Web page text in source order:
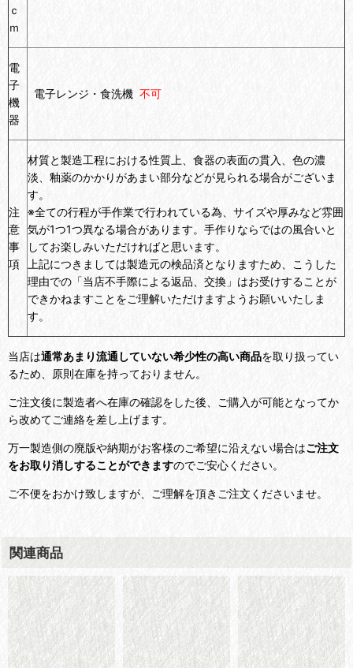
ｃ
ｍ
電
子
機
器
電子レンジ・食洗機 不可
注
意
事
項
材質と製造工程における性質上、食器の表面の貫入、色の濃
淡、釉薬のかかりがあまい部分などが見られる場合がございま
す。
※全ての行程が手作業で行われている為、サイズや厚みなど雰囲
気が1つ1つ異なる場合があります。手作りならではの風合いと
してお楽しみいただければと思います。
上記につきましては製造元の検品済となりますため、こうした
理由での「当店不手際による返品、交換」はお受けすることが
できかねますことをご理解いただけますようお願いいたしま
す。
当店は通常あまり流通していない希少性の高い商品を取り扱ってい
るため、原則在庫を持っておりません。
ご注文後に製造者へ在庫の確認をした後、ご購入が可能となってか
ら改めてご連絡を差し上げます。
万一製造側の廃版や納期がお客様のご希望に沿えない場合はご注文
をお取り消しすることができますのでご安心ください。
ご不便をおかけ致しますが、ご理解を頂きご注文くださいませ。
関連商品